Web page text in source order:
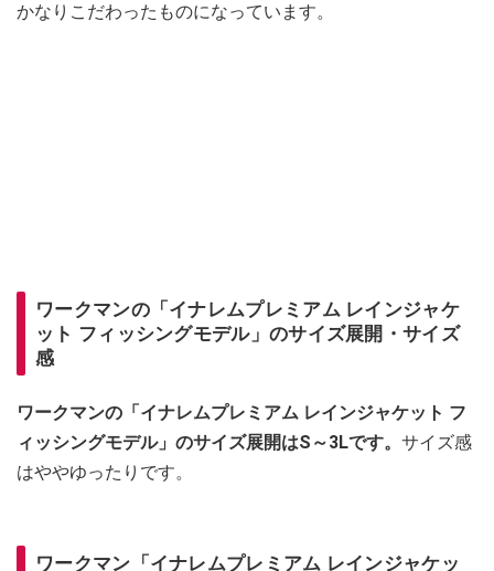
かなりこだわったものになっています。
ワークマンの「イナレムプレミアム レインジャケ
ット フィッシングモデル」のサイズ展開・サイズ
感
ワークマンの「イナレムプレミアム レインジャケット フ
ィッシングモデル」のサイズ展開はS～3Lです。 サイズ感
はややゆったりです。
ワークマン「イナレムプレミアム レインジャケッ